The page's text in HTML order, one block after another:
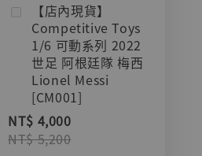
【店內現貨】
Competitive Toys
1/6 可動系列 2022
世足 阿根廷隊 梅西
Lionel Messi
[CM001]
NT$ 4,000
NT$ 5,200